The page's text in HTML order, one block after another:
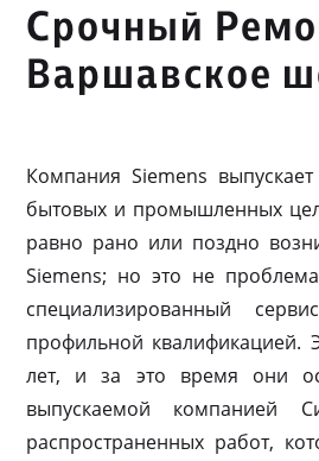
Срочный
Варшавское
Компания Siemens
бытовых и промышленных
равно рано или поздно
Siemens; но это не
специализированный
профильной квалификацией.
лет, и за это время они
выпускаемой компанией
распространенных работ,